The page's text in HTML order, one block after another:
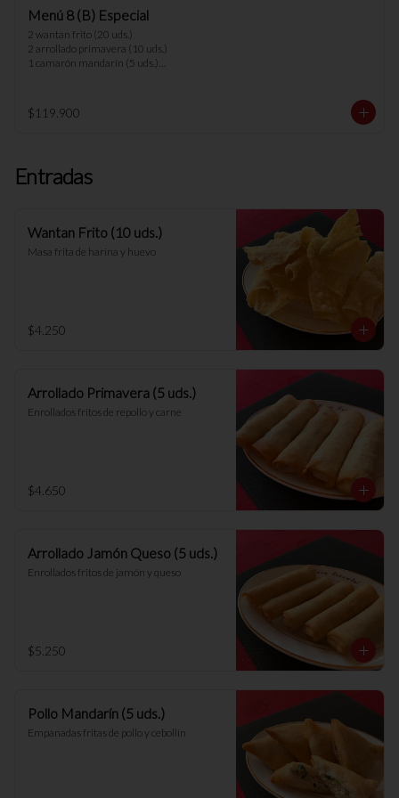
8 arroz chaufan
*nota: no se pueden hacer cambios en los
menús.
Menú 8 (B) Especial
2 wantan frito (20 uds.)
2 arrollado primavera (10 uds.)
1 camarón mandarín (5 uds.)
1 chapsui vegetariano
1 arrollado de marisco
$119.900
Entradas
Wantan Frito (10 uds.)
Masa frita de harina y huevo
$4.250
Arrollado Primavera (5 uds.)
Enrollados fritos de repollo y carne
$4.650
Arrollado Jamón Queso (5 uds.)
Enrollados fritos de jamón y queso
$5.250
Pollo Mandarín (5 uds.)
Empanadas fritas de pollo y cebollín